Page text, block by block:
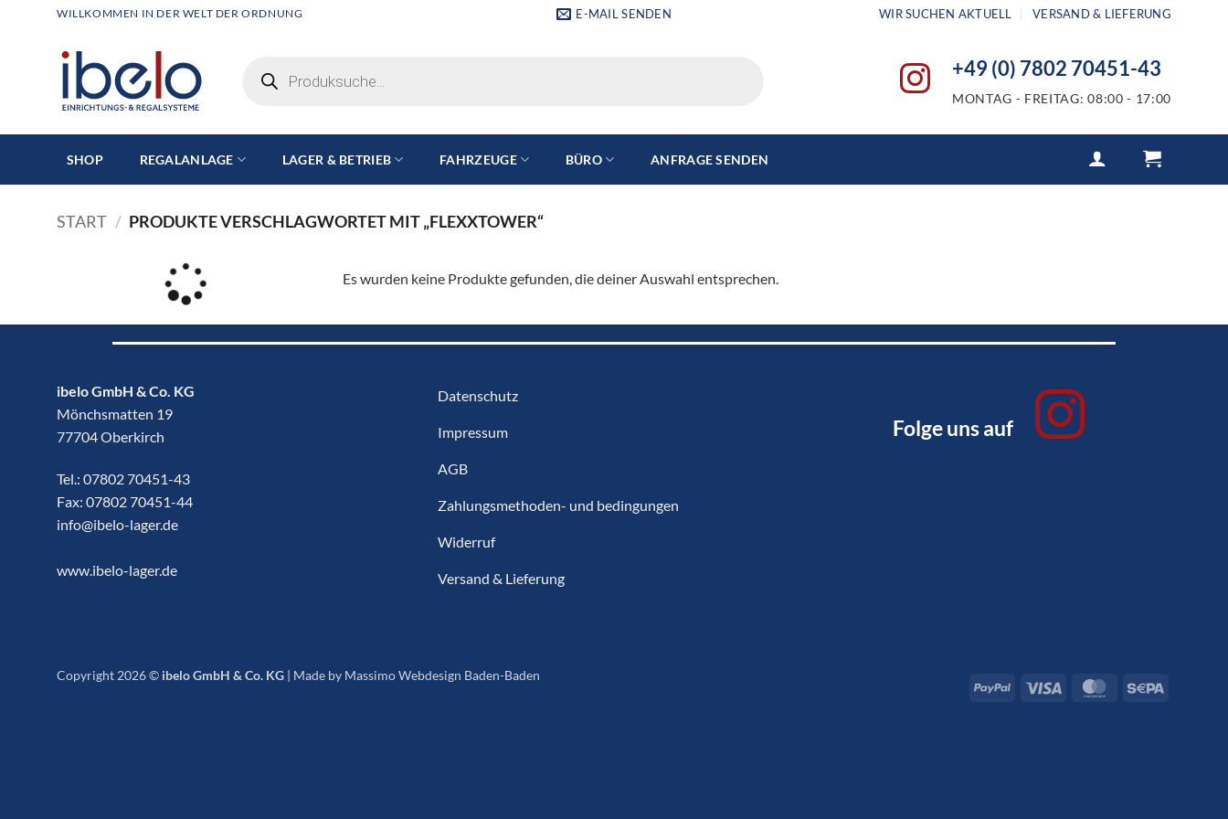
WILLKOMMEN IN DER WELT DER ORDNUNG E-MAIL SENDEN WIR SUCHEN AKTUELL VERSAND & LIEFERUNG
search
+49 (0) 7802 70451-43
MONTAG - FREITAG: 08:00 - 17:00
SHOP REGALANLAGE LAGER & BETRIEB FAHRZEUGE BÜRO ANFRAGE SENDEN
START / PRODUKTE VERSCHLAGWORTET MIT „FLEXXTOWER“
Es wurden keine Produkte gefunden, die deiner Auswahl entsprechen.
ibelo GmbH & Co. KG
Mönchsmatten 19
77704 Oberkirch
Tel.: 07802 70451-43
Fax: 07802 70451-44
info@ibelo-lager.de
www.ibelo-lager.de
Datenschutz
Impressum
AGB
Zahlungsmethoden- und bedingungen
Widerruf
Versand & Lieferung
Folge uns auf
PayPal Visa MasterCard
Copyright 2026 © ibelo GmbH & Co. KG | Made by Massimo Webdesign Baden-Baden